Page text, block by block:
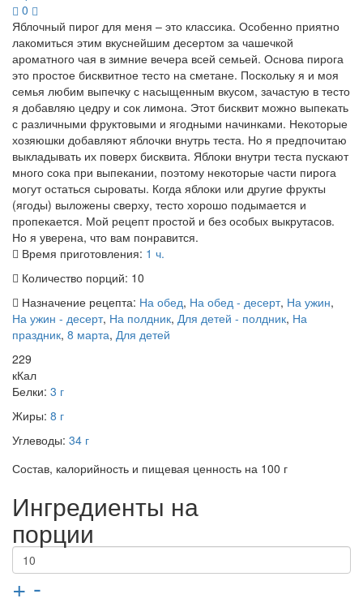
0
Яблочный пирог для меня – это классика. Особенно приятно
лакомиться этим вкуснейшим десертом за чашечкой
ароматного чая в зимние вечера всей семьей. Основа пирога
это простое бисквитное тесто на сметане. Поскольку я и моя
семья любим выпечку с насыщенным вкусом, зачастую в тесто
я добавляю цедру и сок лимона. Этот бисквит можно выпекать
с различными фруктовыми и ягодными начинками. Некоторые
хозяюшки добавляют яблочки внутрь теста. Но я предпочитаю
выкладывать их поверх бисквита. Яблоки внутри теста пускают
много сока при выпекании, поэтому некоторые части пирога
могут остаться сыроваты. Когда яблоки или другие фрукты
(ягоды) выложены сверху, тесто хорошо подымается и
пропекается. Мой рецепт простой и без особых выкрутасов.
Но я уверена, что вам понравится.
Время приготовления: 1 ч.
Количество порций: 10
Назначение рецепта: На обед, На обед - десерт, На ужин,
На ужин - десерт, На полдник, Для детей - полдник, На
праздник, 8 марта, Для детей
229
кКал
Белки: 3 г
Жиры: 8 г
Углеводы: 34 г
Состав, калорийность и пищевая ценность на 100 г
Ингредиенты на
порции
+ -